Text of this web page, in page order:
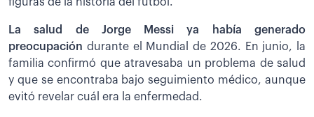
La salud de Jorge Messi ya había generado
preocupación durante el Mundial de 2026. En junio, la
familia confirmó que atravesaba un problema de salud
y que se encontraba bajo seguimiento médico, aunque
evitó revelar cuál era la enfermedad.